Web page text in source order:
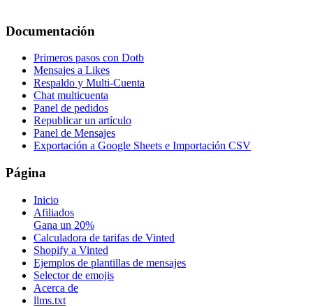
Documentación
Primeros pasos con Dotb
Mensajes a Likes
Respaldo y Multi-Cuenta
Chat multicuenta
Panel de pedidos
Republicar un artículo
Panel de Mensajes
Exportación a Google Sheets e Importación CSV
Página
Inicio
Afiliados
Gana un 20%
Calculadora de tarifas de Vinted
Shopify a Vinted
Ejemplos de plantillas de mensajes
Selector de emojis
Acerca de
llms.txt